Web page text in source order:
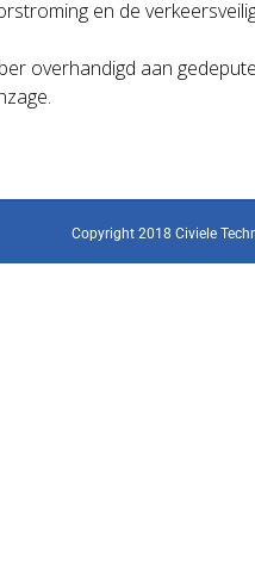
en de
overhandigd aan
Copyright 2018 Civiele